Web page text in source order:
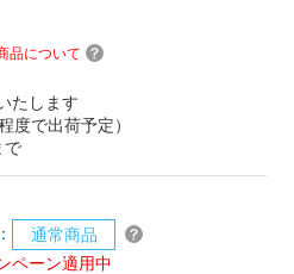
品について
たします
度で出荷予定）
で
通常商品
ペーン適用中